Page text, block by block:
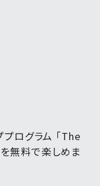
ログラム 「The
無料で楽しめま